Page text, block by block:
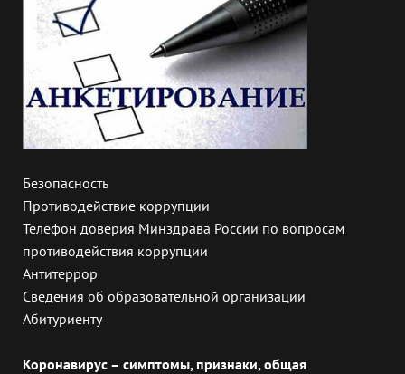
Безопасность
Противодействие коррупции
Телефон доверия Минздрава России по вопросам
противодействия коррупции
Антитеррор
Сведения об образовательной организации
Абитуриенту
Коронавирус – симптомы, признаки, общая